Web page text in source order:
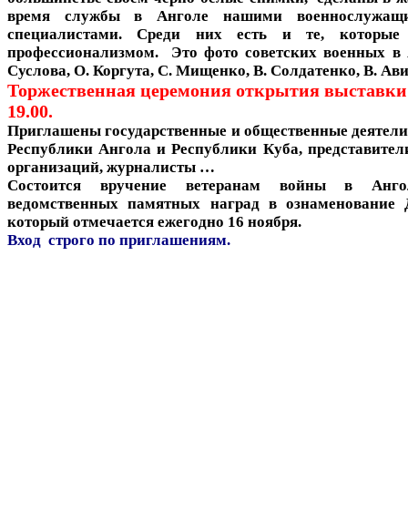
время службы в Анголе нашими
специалистами. Среди них есть и те,
профессионализмом. Это фото советских военных
Суслова, О. Коргута, С. Мищенко, В. Солдатенко, В.
Торжественная церемония открытия выставки
19.00.
Приглашены государственные и общественные
Республики Ангола и Республики Куба,
организаций, журналисты …
Состоится вручение ветеранам войны в
ведомственных памятных наград в
который отмечается ежегодно 16 ноября.
Вход строго по приглашениям.